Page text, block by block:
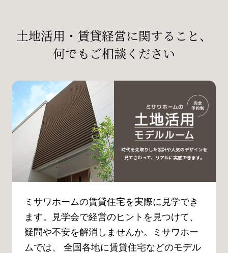
土地活用・賃貸経営に関すること、
何でもご相談ください
ミサワホームの賃貸住宅を実際に見学でき
ます。見学会で経営のヒントを見つけて、
疑問や不安を解消しませんか。ミサワホー
ムでは、 全国各地に賃貸住宅などのモデル